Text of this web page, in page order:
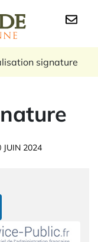
sur
signature
JUIN 2024